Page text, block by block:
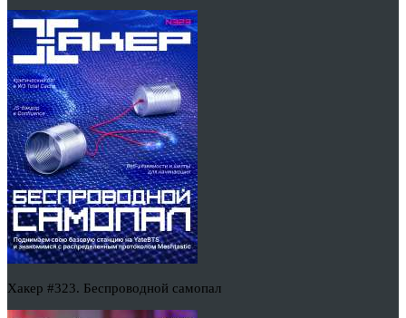
Хакер #323. Беспроводной самопал